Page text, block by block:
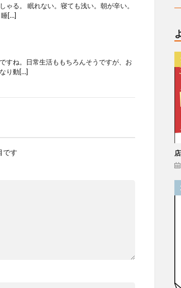
る。 眠れない。寝ても浅い。朝が辛い。
[…]
すね。日常生活ももちろんそうですが、お
り動[…]
です